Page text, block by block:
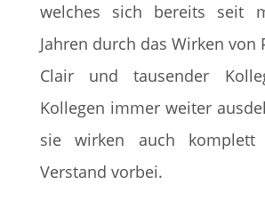
welches sich bereits seit
Jahren durch das Wirken von
Clair und tausender
Kollegen immer weiter
sie wirken auch komplett
Verstand vorbei.